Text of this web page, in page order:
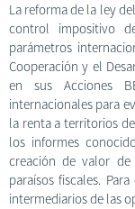
La reforma de la ley
control impositivo
parámetros
Cooperación y el
en sus Acciones
internacionales para
la renta a territorios
los informes
creación de valor de
paraísos fiscales.
intermediarios de las